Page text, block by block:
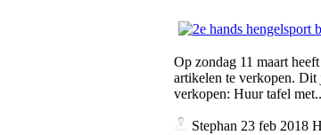
Op zondag 11 maart
artikelen te verkopen.
verkopen: Huur tafel
Stephan 23 feb 2018